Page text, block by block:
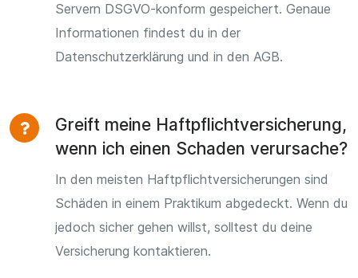
Servern DSGVO-konform gespeichert. Genaue
Informationen findest du in der
Datenschutzerklärung und in den AGB.
Greift meine Haftpflichtversicherung,
wenn ich einen Schaden verursache?
In den meisten Haftpflichtversicherungen sind
Schäden in einem Praktikum abgedeckt. Wenn du
jedoch sicher gehen willst, solltest du deine
Versicherung kontaktieren.